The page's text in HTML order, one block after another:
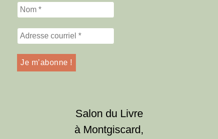
Salon du Livre
à Montgiscard,